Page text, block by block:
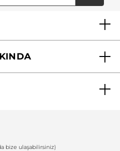
bize ulaşabilirsiniz)